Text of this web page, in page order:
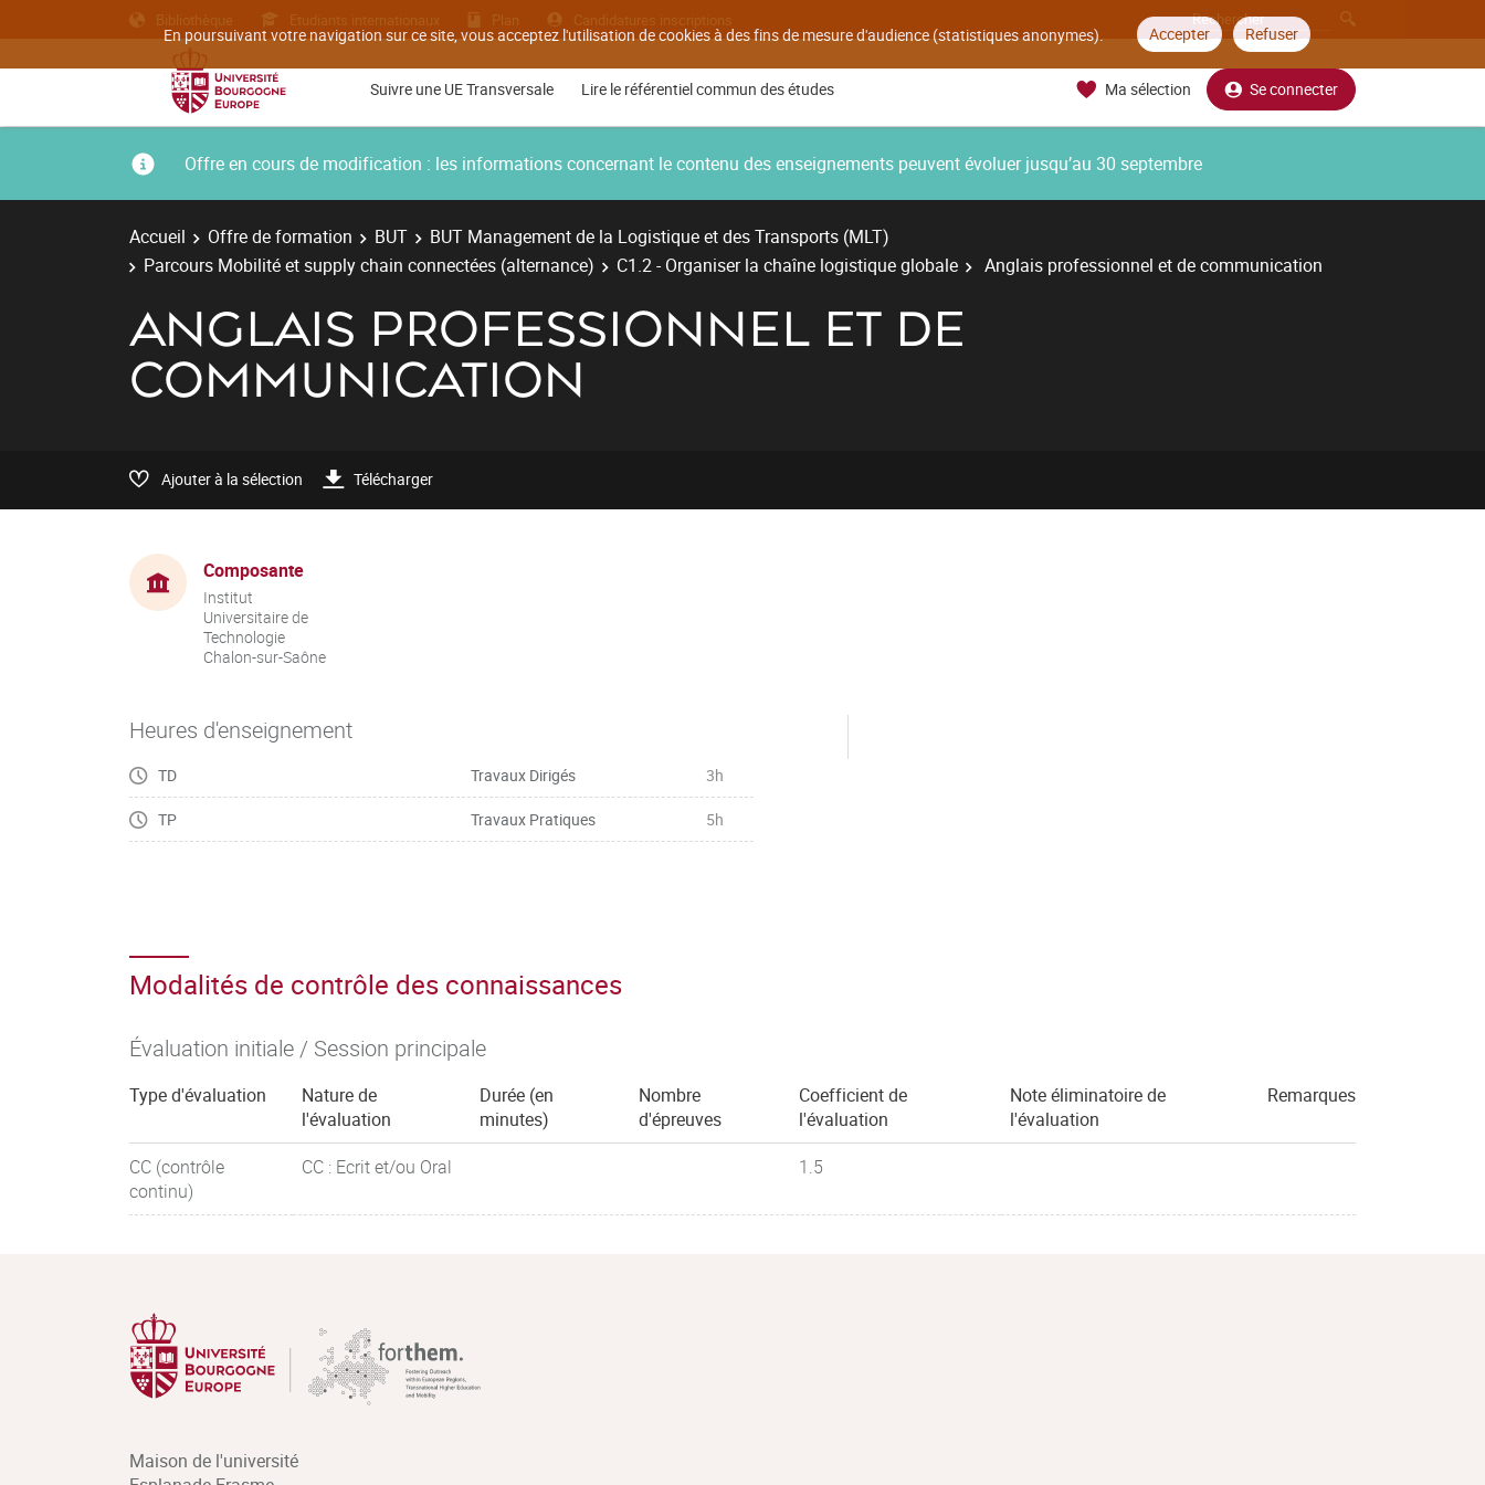
En poursuivant votre navigation sur ce site, vous acceptez l'utilisation de cookies à des fins de mesure d'audience (statistiques anonymes). Accepter Refuser
Bibliothèque Etudiants internationaux Plan Candidatures inscriptions
Suivre une UE Transversale Lire le référentiel commun des études Ma sélection Se connecter
Offre en cours de modification : les informations concernant le contenu des enseignements peuvent évoluer jusqu’au 30 septembre
Accueil Offre de formation BUT
BUT Management de la Logistique et des Transports (MLT)
Parcours Mobilité et supply chain connectées (alternance)
C1.2 - Organiser la chaîne logistique globale Anglais professionnel et de communication
ANGLAIS PROFESSIONNEL ET DE
COMMUNICATION
Ajouter à la sélection Télécharger
Composante
Institut
Universitaire de
Technologie
Chalon-sur-Saône
Heures d'enseignement
TD Travaux Dirigés 3h
TP Travaux Pratiques 5h
Modalités de contrôle des connaissances
Évaluation initiale / Session principale
Type d'évaluation
Nature de
l'évaluation
Durée (en
minutes)
Nombre
d'épreuves
Coefficient de
l'évaluation
Note éliminatoire de
l'évaluation
Remarques
CC (contrôle
continu)
CC : Ecrit et/ou Oral 1.5
Maison de l'université